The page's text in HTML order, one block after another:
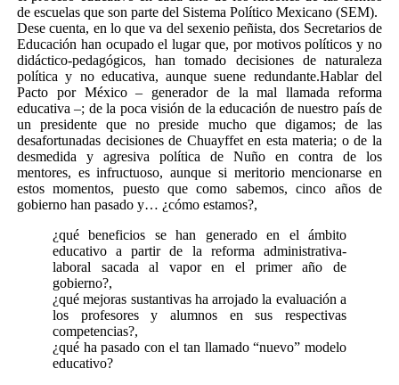
de escuelas que son parte del Sistema Político Mexicano (SEM).
Dese cuenta, en lo que va del sexenio peñista, dos Secretarios de
Educación han ocupado el lugar que, por motivos políticos y no
didáctico-pedagógicos, han tomado decisiones de naturaleza
política y no educativa, aunque suene redundante.Hablar del
Pacto por México – generador de la mal llamada reforma
educativa –; de la poca visión de la educación de nuestro país de
un presidente que no preside mucho que digamos; de las
desafortunadas decisiones de Chuayffet en esta materia; o de la
desmedida y agresiva política de Nuño en contra de los
mentores, es infructuoso, aunque si meritorio mencionarse en
estos momentos, puesto que como sabemos, cinco años de
gobierno han pasado y… ¿cómo estamos?,
¿qué beneficios se han generado en el ámbito
educativo a partir de la reforma administrativa-
laboral sacada al vapor en el primer año de
gobierno?,
¿qué mejoras sustantivas ha arrojado la evaluación a
los profesores y alumnos en sus respectivas
competencias?,
¿qué ha pasado con el tan llamado “nuevo” modelo
educativo?